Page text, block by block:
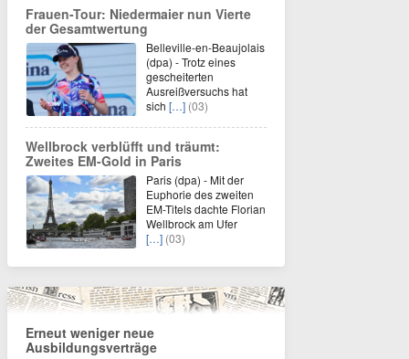
Frauen-Tour: Niedermaier nun Vierte
der Gesamtwertung
Belleville-en-Beaujolais
(dpa) - Trotz eines
gescheiterten
Ausreißversuchs hat
sich […] (03)
Wellbrock verblüfft und träumt:
Zweites EM-Gold in Paris
Paris (dpa) - Mit der
Euphorie des zweiten
EM-Titels dachte Florian
Wellbrock am Ufer
[…] (03)
Erneut weniger neue
Ausbildungsverträge